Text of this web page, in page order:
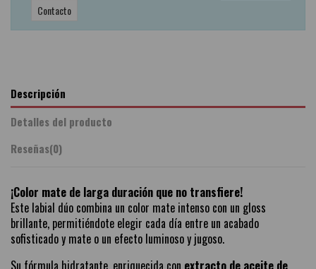
Contacto
Descripción
Detalles del producto
Reseñas(0)
¡Color mate de larga duración que no transfiere!
Este labial dúo combina un color mate intenso con un gloss
brillante, permitiéndote elegir cada día entre un acabado
sofisticado y mate o un efecto luminoso y jugoso.
Su fórmula hidratante, enriquecida con extracto de aceite de